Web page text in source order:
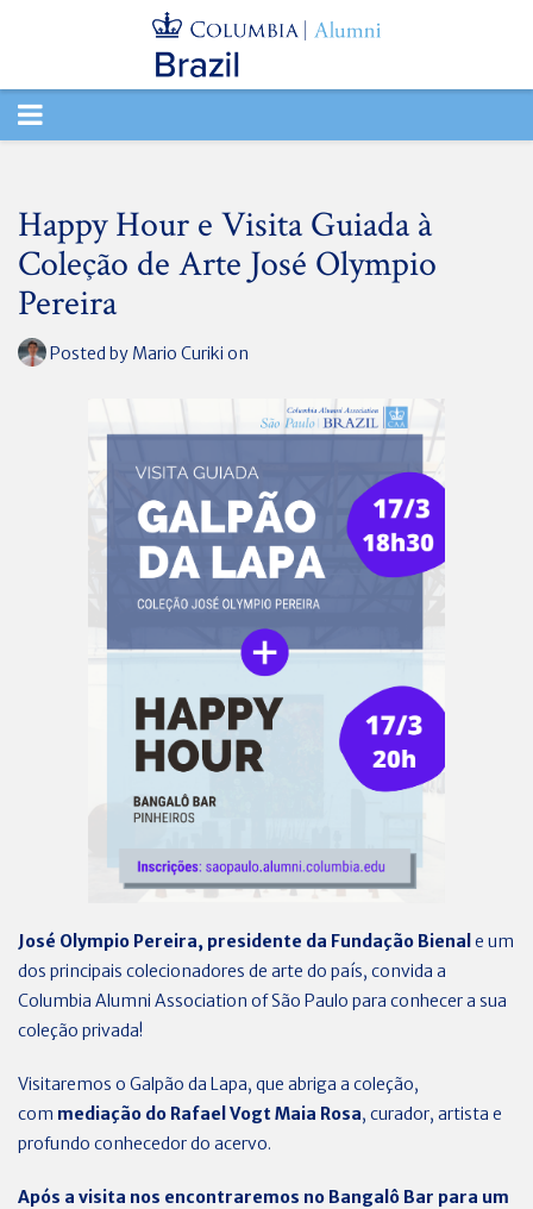
TOGGLE
Happy Hour e Visita Guiada à
Coleção de Arte José Olympio
Pereira
Posted by Mario Curiki on
José Olympio Pereira, presidente da Fundação Bienal e um
dos principais colecionadores de arte do país, convida a
Columbia Alumni Association of São Paulo para conhecer a sua
coleção privada!
Visitaremos o Galpão da Lapa, que abriga a coleção,
com mediação do Rafael Vogt Maia Rosa, curador, artista e
profundo conhecedor do acervo.
Após a visita nos encontraremos no Bangalô Bar para um